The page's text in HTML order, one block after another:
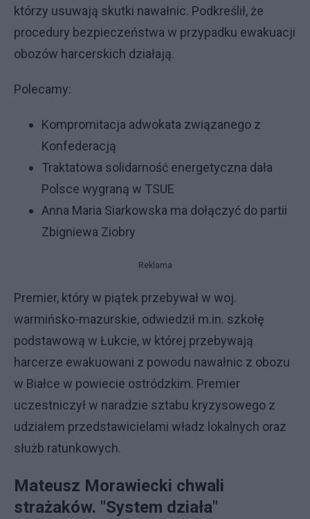
którzy usuwają skutki nawałnic. Podkreślił, że
procedury bezpieczeństwa w przypadku ewakuacji
obozów harcerskich działają.
Polecamy:
Kompromitacja adwokata związanego z
Konfederacją
Traktatowa solidarność energetyczna dała
Polsce wygraną w TSUE
Anna Maria Siarkowska ma dołączyć do partii
Zbigniewa Ziobry
Reklama
Premier, który w piątek przebywał w woj.
warmińsko-mazurskie, odwiedził m.in. szkołę
podstawową w Łukcie, w której przebywają
harcerze ewakuowani z powodu nawałnic z obozu
w Białce w powiecie ostródzkim. Premier
uczestniczył w naradzie sztabu kryzysowego z
udziałem przedstawicielami władz lokalnych oraz
służb ratunkowych.
Mateusz Morawiecki chwali
strażaków. "System działa"